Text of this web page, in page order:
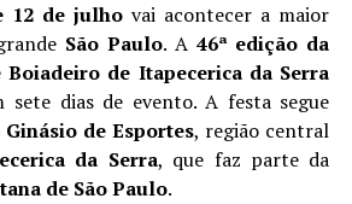
12 de julho vai acontecer a maior
São Paulo. A 46ª edição da
Boiadeiro de Itapecerica da Serra
dias de evento. A festa segue
Ginásio de Esportes, região central
da Serra, que faz parte da
de São Paulo.